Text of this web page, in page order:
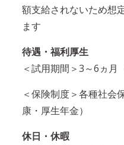
額支給されないため想
ます
待遇・福利厚生
＜試用期間＞3～6ヵ月
＜保険制度＞各種社会
康・厚生年金）
休日・休暇